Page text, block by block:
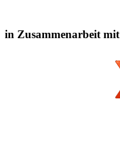
in Zusammenarbeit mit